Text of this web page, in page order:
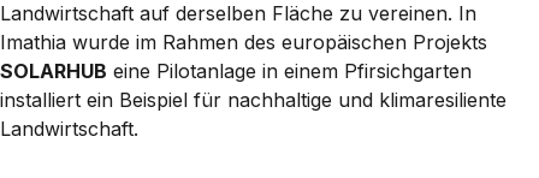
Landwirtschaft auf derselben Fläche zu vereinen. In
Imathia wurde im Rahmen des europäischen Projekts
SOLARHUB eine Pilotanlage in einem Pfirsichgarten
installiert ein Beispiel für nachhaltige und klimaresiliente
Landwirtschaft.